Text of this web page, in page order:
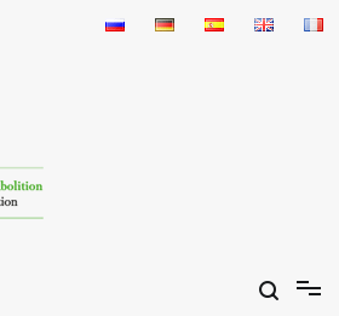
bolitionde la